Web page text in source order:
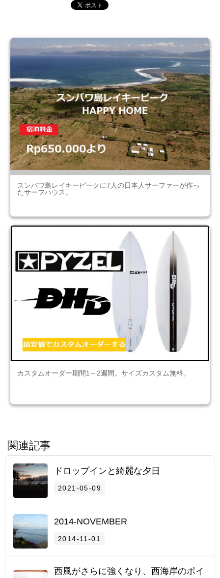
スンバワ島レイキーピークに7人の日本人サーファーが作っ
たサーフハウス。
カスタムオーダー期間1～2週間。サイズカスタム無料。
関連記事
ドロップインと綺麗な夕日
2021-05-09
2014-NOVEMBER
2014-11-01
西風がさらに強くなり、西海岸のポイ